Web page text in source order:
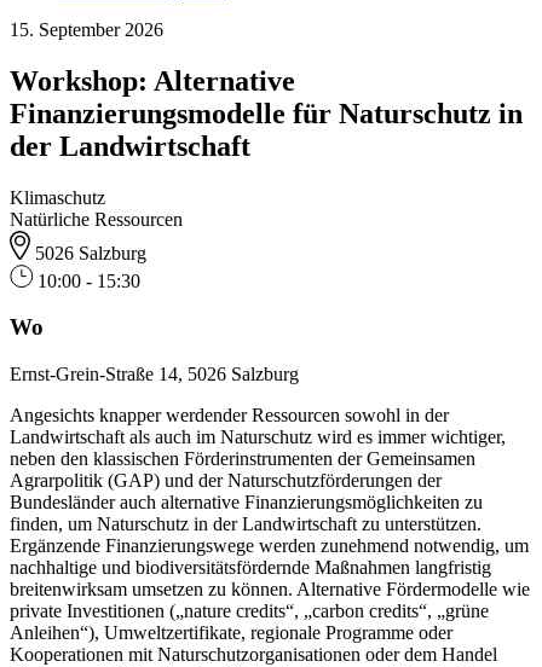
15. September 2026
Workshop: Alternative
Finanzierungsmodelle für Naturschutz in
der Landwirtschaft
Klimaschutz
Natürliche Ressourcen
5026 Salzburg
10:00 - 15:30
Wo
Ernst-Grein-Straße 14, 5026 Salzburg
Angesichts knapper werdender Ressourcen sowohl in der
Landwirtschaft als auch im Naturschutz wird es immer wichtiger,
neben den klassischen Förderinstrumenten der Gemeinsamen
Agrarpolitik (GAP) und der Naturschutzförderungen der
Bundesländer auch alternative Finanzierungsmöglichkeiten zu
finden, um Naturschutz in der Landwirtschaft zu unterstützen.
Ergänzende Finanzierungswege werden zunehmend notwendig, um
nachhaltige und biodiversitätsfördernde Maßnahmen langfristig
breitenwirksam umsetzen zu können. Alternative Fördermodelle wie
private Investitionen („nature credits“, „carbon credits“, „grüne
Anleihen“), Umweltzertifikate, regionale Programme oder
Kooperationen mit Naturschutzorganisationen oder dem Handel